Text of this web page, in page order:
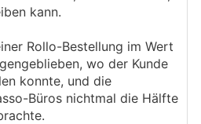
kann.
Rollo-Bestellung im Wert
wo der Kunde
konnte, und die
Büros nichtmal die Hälfte